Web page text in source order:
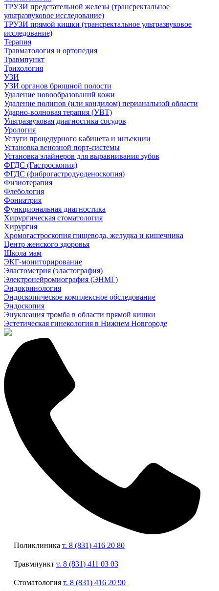
ТРУЗИ предстательной железы (трансректальное
ультразвуковое исследование)
ТРУЗИ прямой кишки (трансректальное ультразвуковое
исследование)
Терапия
Травматология и ортопедия
Травмпункт
Трихология
УЗИ
УЗИ органов брюшной полости
Удаление новообразований кожи
Удаление полипов (или кондилом) перианальной области
Ударно-волновая терапия (УВТ)
Ультразвуковая диагностика сосудов
Урология
Услуги процедурного кабинета и инъекции
Установка венозной порт-системы
Установка элайнеров для выравнивания зубов
ФГДС (Гастроскопия)
ФГДС (фиброгастродуоденоскопия)
Физиотерапия
Флебология
Фониатрия
Функциональная диагностика
Хирургическая стоматология
Хирургия
Хромогастроскопия пищевода, желудка и кишечника
Центр женского здоровья
Школа мам
ЭКГ-мониторирование
Эластометрия (эластография)
Электронейромиография (ЭНМГ)
Эндокринология
Эндоскопическое комплексное обследование
Эндоскопия
Энуклеация тромба в области прямой кишки
Эстетическая гинекология в Нижнем Новгороде
Поликлиника т. 8 (831) 416 20 80
Травмпункт т. 8 (831) 411 03 03
Стоматология т. 8 (831) 416 20 90